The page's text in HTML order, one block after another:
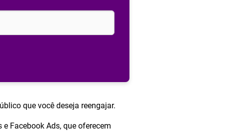
que você deseja reengajar.
Facebook Ads, que oferecem